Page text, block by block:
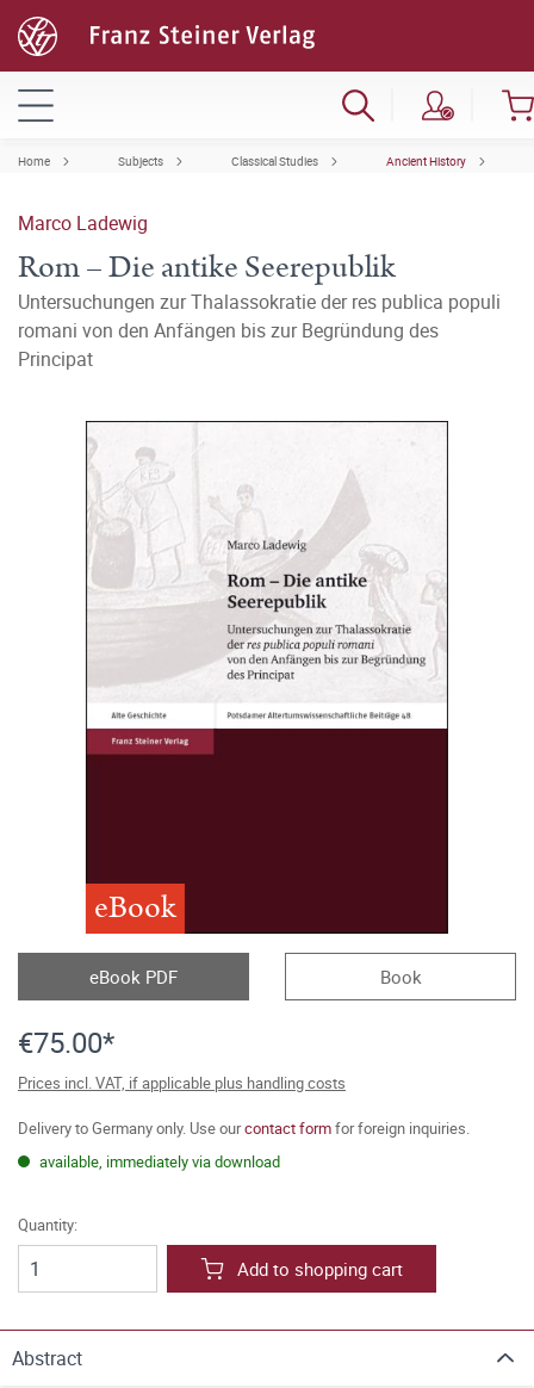
Home Subjects Classical Studies Ancient History
Marco Ladewig
Rom – Die antike Seerepublik
Untersuchungen zur Thalassokratie der res publica populi
romani von den Anfängen bis zur Begründung des
Principat
eBook
eBook PDF Book
€75.00*
Prices incl. VAT, if applicable plus handling costs
Delivery to Germany only. Use ourcontact formfor foreign inquiries.
available, immediately via download
Quantity:
Add to shopping cart
Abstract